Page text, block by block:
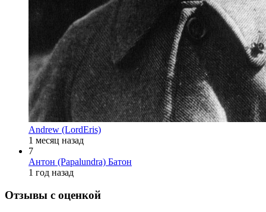
Andrew (LordEris)
1 месяц назад
7
Антон (Papalundra) Батон
1 год назад
Отзывы с оценкой